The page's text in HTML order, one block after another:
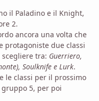
il Paladino e il Knight,
2.
ancora una volta che
protagoniste due classi
tra: Guerriero,
Soulknife e Lurk.
le classi per il prossimo
5, per poi